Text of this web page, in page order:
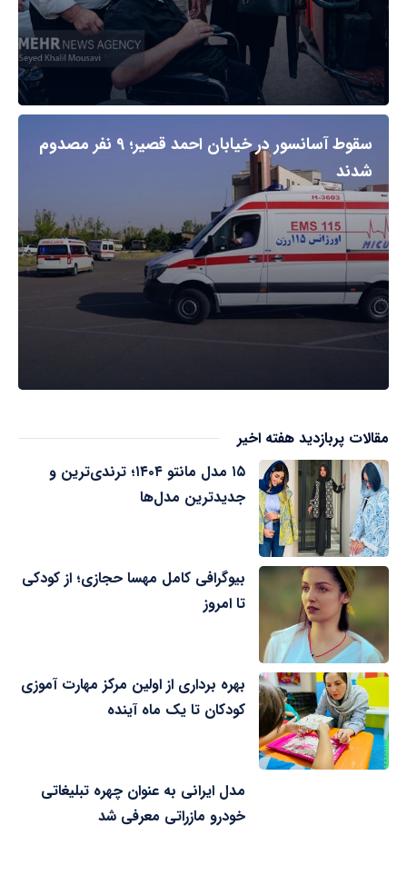
سقوط آسانسور در خیابان احمد قصیر؛ ۹ نفر مصدوم
شدند
مقالات پربازدید هفته اخیر
۱۵ مدل مانتو ۱۴۰۴؛ ترندی‌ترین و
جدیدترین مدل‌ها
بیوگرافی کامل مهسا حجازی؛ از کودکی
تا امروز
بهره برداری از اولین مرکز مهارت آموزی
کودکان تا یک ماه آینده
مدل ایرانی به عنوان چهره تبلیغاتی
خودرو مازراتی معرفی شد